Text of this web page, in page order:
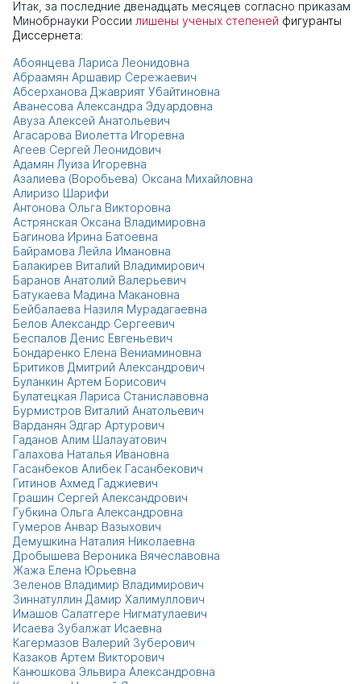
Итак, за последние двенадцать месяцев согласно приказам
Минобрнауки России лишены ученых степеней фигуранты
Диссернета:
Абоянцева Лариса Леонидовна
Абраамян Аршавир Сережаевич
Абсерханова Джаврият Убайтиновна
Аванесова Александра Эдуардовна
Авуза Алексей Анатольевич
Агасарова Виолетта Игоревна
Агеев Сергей Леонидович
Адамян Луиза Игоревна
Азалиева (Воробьева) Оксана Михайловна
Алиризо Шарифи
Антонова Ольга Викторовна
Астрянская Оксана Владимировна
Багинова Ирина Батоевна
Байрамова Лейла Имановна
Балакирев Виталий Владимирович
Баранов Анатолий Валерьевич
Батукаева Мадина Макановна
Бейбалаева Назиля Мурадагаевна
Белов Александр Сергеевич
Беспалов Денис Евгеньевич
Бондаренко Елена Вениаминовна
Бритиков Дмитрий Александрович
Буланкин Артем Борисович
Булатецкая Лариса Станиславовна
Бурмистров Виталий Анатольевич
Варданян Эдгар Артурович
Гаданов Алим Шалауатович
Галахова Наталья Ивановна
Гасанбеков Алибек Гасанбекович
Гитинов Ахмед Гаджиевич
Грашин Сергей Александрович
Губкина Ольга Александровна
Гумеров Анвар Вазыхович
Демушкина Наталия Николаевна
Дробышева Вероника Вячеславовна
Жажа Елена Юрьевна
Зеленов Владимир Владимирович
Зиннатуллин Дамир Халимуллович
Имашов Салатгере Нигматулаевич
Исаева Зубалжат Исаевна
Кагермазов Валерий Зуберович
Казаков Артем Викторович
Канюшкова Эльвира Александровна